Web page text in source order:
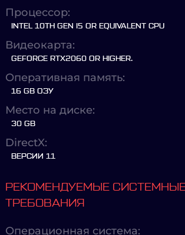
Процессор:
INTEL 10TH GEN I5 OR EQUIVALENT CPU
Видеокарта:
GEFORCE RTX2060 OR HIGHER.
Оперативная память:
16 GB ОЗУ
Место на диске:
30 GB
DirectX:
ВЕРСИИ 11
РЕКОМЕНДУЕМЫЕ
ТРЕБОВАНИЯ
Операционная система: